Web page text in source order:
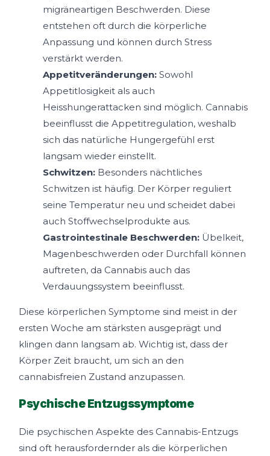
migräneartigen Beschwerden. Diese
entstehen oft durch die körperliche
Anpassung und können durch Stress
verstärkt werden.
Appetitveränderungen: Sowohl
Appetitlosigkeit als auch
Heisshungerattacken sind möglich. Cannabis
beeinflusst die Appetitregulation, weshalb
sich das natürliche Hungergefühl erst
langsam wieder einstellt.
Schwitzen: Besonders nächtliches
Schwitzen ist häufig. Der Körper reguliert
seine Temperatur neu und scheidet dabei
auch Stoffwechselprodukte aus.
Gastrointestinale Beschwerden: Übelkeit,
Magenbeschwerden oder Durchfall können
auftreten, da Cannabis auch das
Verdauungssystem beeinflusst.
Diese körperlichen Symptome sind meist in der
ersten Woche am stärksten ausgeprägt und
klingen dann langsam ab. Wichtig ist, dass der
Körper Zeit braucht, um sich an den
cannabisfreien Zustand anzupassen.
Psychische Entzugssymptome
Die psychischen Aspekte des Cannabis-Entzugs
sind oft herausfordernder als die körperlichen